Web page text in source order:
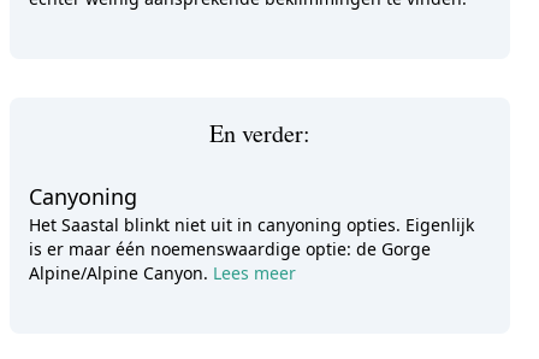
En verder:
Canyoning
Het Saastal blinkt niet uit in canyoning opties. Eigenlijk
is er maar één noemenswaardige optie: de Gorge
Alpine/Alpine Canyon. Lees meer